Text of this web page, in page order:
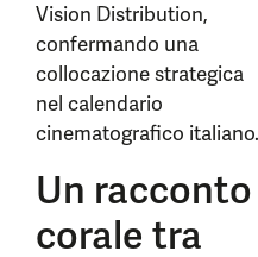
Vision Distribution,
confermando una
collocazione strategica
nel calendario
cinematografico italiano.
Un racconto
corale tra